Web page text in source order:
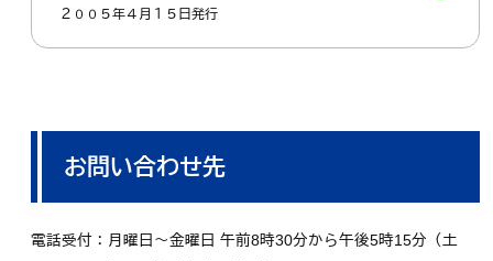
２００５年４月１５日発行
お問い合わせ先
電話受付：月曜日～金曜日 午前8時30分から午後5時15分（土